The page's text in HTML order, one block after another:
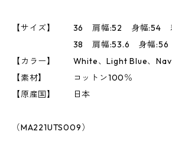
【サイズ】 36 肩幅:52 身幅:54
38 肩幅:53.6 身幅:56 着
【カラー】 White、Light Blue、
【素材】 コットン100％
【原産国】 日本
（MA221UTS009）